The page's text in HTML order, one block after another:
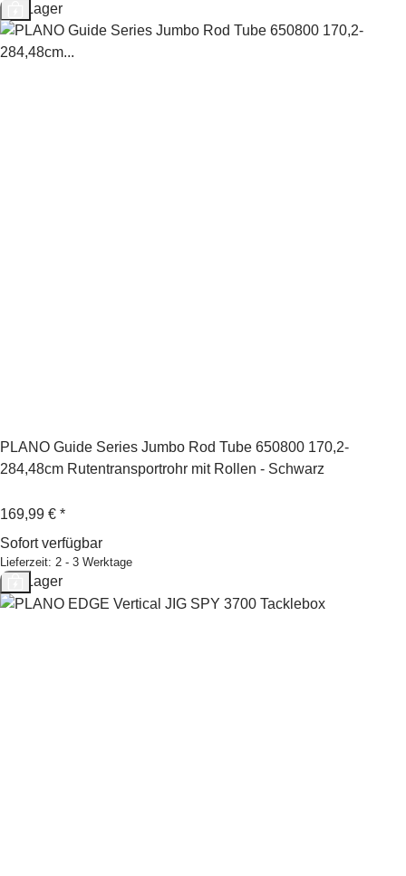
Auf Lager
PLANO Guide Series Jumbo Rod Tube 650800 170,2-
284,48cm Rutentransportrohr mit Rollen - Schwarz
169,99 € *
Sofort verfügbar
Lieferzeit: 2 - 3 Werktage
Auf Lager